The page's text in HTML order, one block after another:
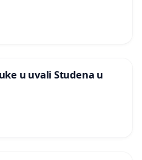
u uvali Studena u